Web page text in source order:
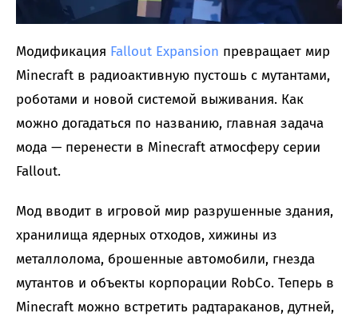
Модификация Fallout Expansion превращает мир
Minecraft в радиоактивную пустошь с мутантами,
роботами и новой системой выживания. Как
можно догадаться по названию, главная задача
мода — перенести в Minecraft атмосферу серии
Fallout.
Мод вводит в игровой мир разрушенные здания,
хранилища ядерных отходов, хижины из
металлолома, брошенные автомобили, гнезда
мутантов и объекты корпорации RobCo. Теперь в
Minecraft можно встретить радтараканов, дутней,